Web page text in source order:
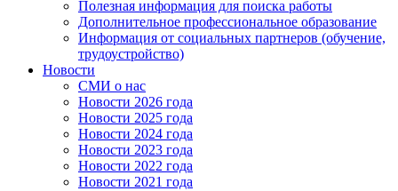
Полезная информация для поиска работы
Дополнительное профессиональное образование
Информация от социальных партнеров (обучение,
трудоустройство)
Новости
СМИ о нас
Новости 2026 года
Новости 2025 года
Новости 2024 года
Новости 2023 года
Новости 2022 года
Новости 2021 года